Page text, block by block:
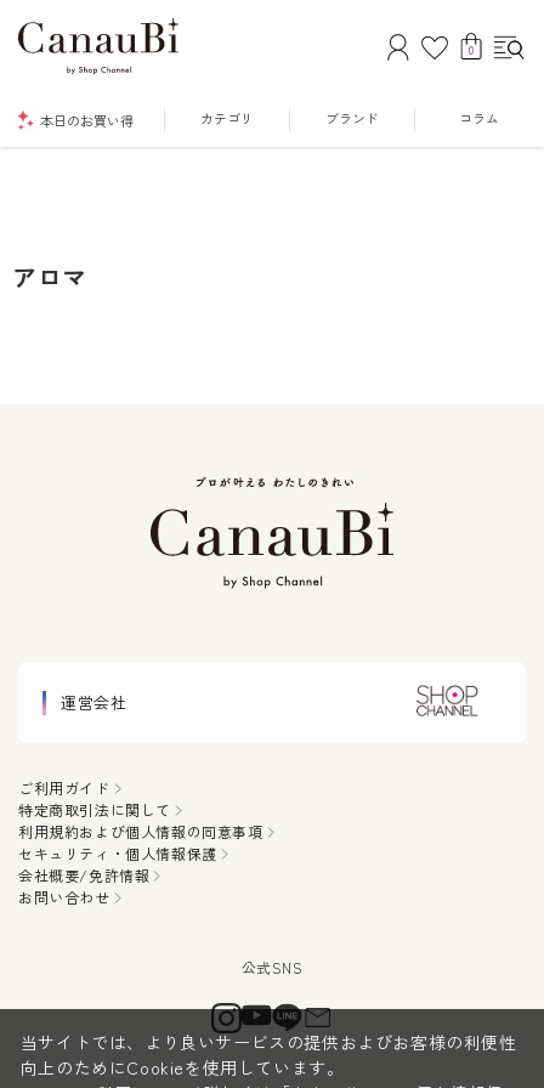
0
本日のお買い得 カテゴリ ブランド コラム
アロマ
運営会社
ご利用ガイド
特定商取引法に関して
利用規約および個人情報の同意事項
セキュリティ・個人情報保護
会社概要/免許情報
お問い合わせ
当サイトでは、より良いサービスの提供およびお客様の利便性
向上のためにCookieを使用しています。